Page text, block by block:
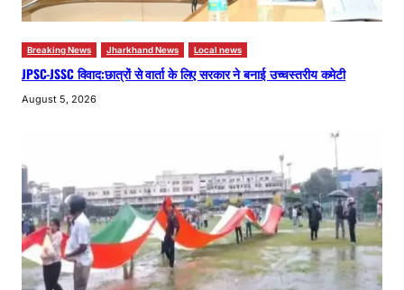
Breaking News Jharkhand News Local news
JPSC-JSSC विवाद:छात्रों से वार्ता के लिए सरकार ने बनाई उच्चस्तरीय कमेटी
August 5, 2026